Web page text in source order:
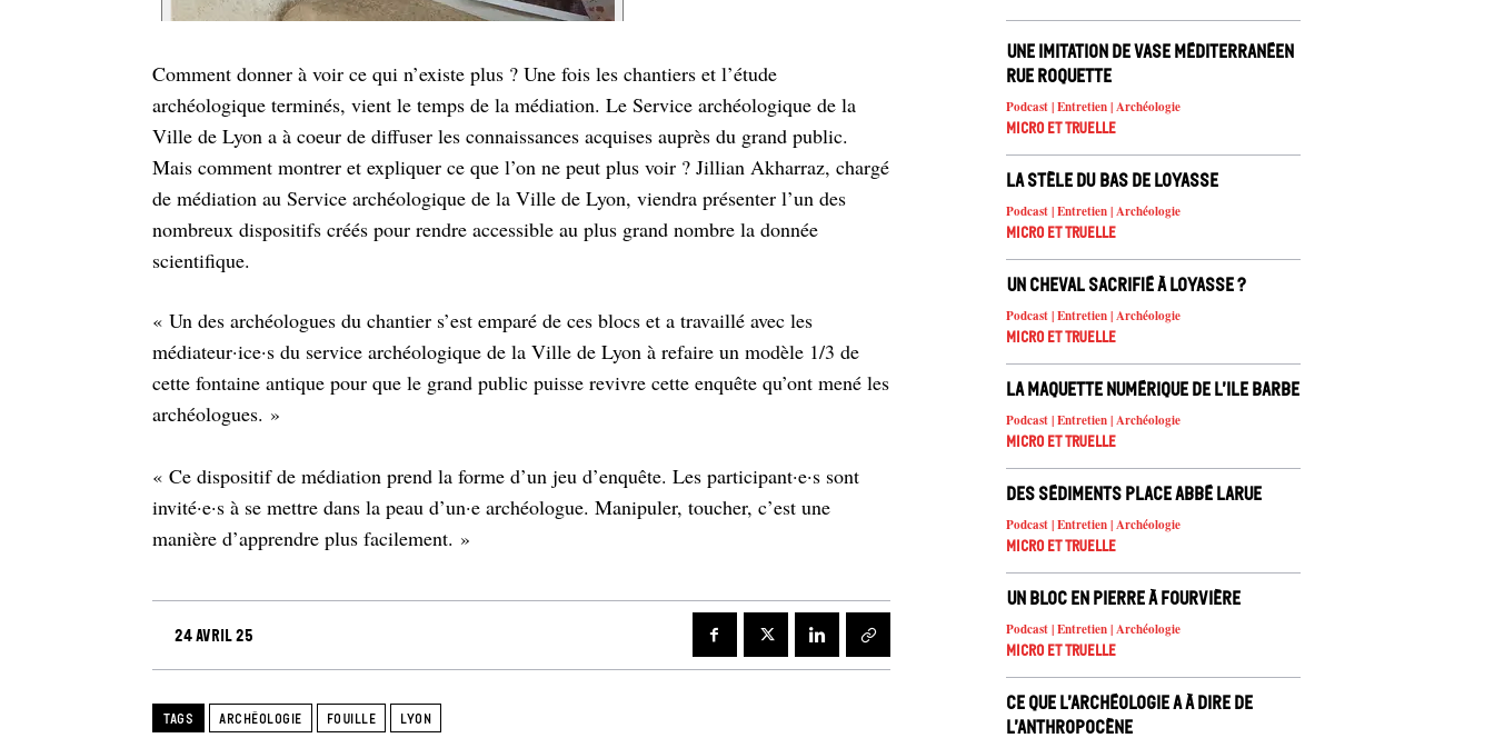
Comment donner à voir ce qui n’existe plus ? Une fois les chantiers et l’étude
archéologique terminés, vient le temps de la médiation. Le Service archéologique de la
Ville de Lyon a à coeur de diffuser les connaissances acquises auprès du grand public.
Mais comment montrer et expliquer ce que l’on ne peut plus voir ? Jillian Akharraz, chargé
de médiation au Service archéologique de la Ville de Lyon, viendra présenter l’un des
nombreux dispositifs créés pour rendre accessible au plus grand nombre la donnée
scientifique.
« Un des archéologues du chantier s’est emparé de ces blocs et a travaillé avec les
médiateur·ice·s du service archéologique de la Ville de Lyon à refaire un modèle 1/3 de
cette fontaine antique pour que le grand public puisse revivre cette enquête qu’ont mené les
archéologues. »
« Ce dispositif de médiation prend la forme d’un jeu d’enquête. Les participant·e·s sont
invité·e·s à se mettre dans la peau d’un·e archéologue. Manipuler, toucher, c’est une
manière d’apprendre plus facilement. »
24 avril 25
TAGS ARCHÉOLOGIE FOUILLE LYON
Une imitation de vase méditerranéen
rue Roquette
Podcast | Entretien | Archéologie
Micro et truelle
La stèle du Bas de Loyasse
Podcast | Entretien | Archéologie
Micro et truelle
Un cheval sacrifié à Loyasse ?
Podcast | Entretien | Archéologie
Micro et truelle
La maquette numérique de l’Ile Barbe
Podcast | Entretien | Archéologie
Micro et truelle
Des sédiments place Abbé Larue
Podcast | Entretien | Archéologie
Micro et truelle
Un bloc en pierre à Fourvière
Podcast | Entretien | Archéologie
Micro et truelle
Ce que l’archéologie a à dire de
l’Anthropocène